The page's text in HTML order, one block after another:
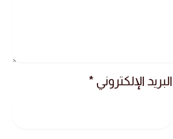
البريد الإلكتروني *